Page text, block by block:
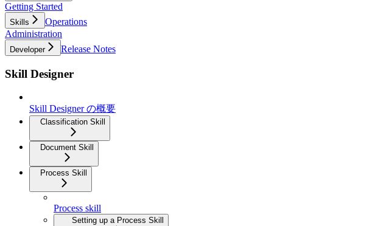
Getting Started
Skills
Operations
Administration
Developer Release Notes
Skill Designer
Skill Designer の概要
Classification Skill
Document Skill
Process Skill
Process skill
Setting up a Process Skill